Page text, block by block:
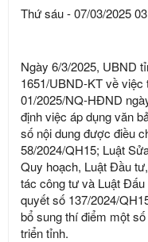
Thứ sáu - 07/03/2025
Ngày 6/3/2025, UBND
1651/UBND-KT về
01/2025/NQ-HĐND
định việc áp dụng văn
số nội dung được điều
58/2024/QH15; Luật
Quy hoạch, Luật Đầu
tác công tư và Luật
quyết số 137/2024/
bổ sung thí điểm một
triển tỉnh.